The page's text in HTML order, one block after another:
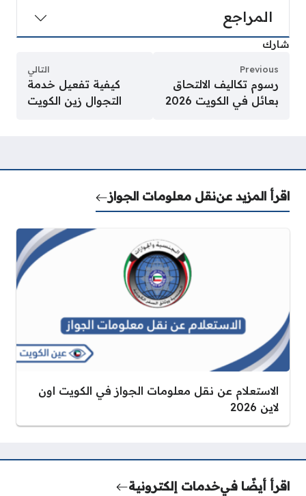
المراجع
شارك
Previous
رسوم تكاليف الالتحاق
بعائل في الكويت 2026
التالي
كيفية تفعيل خدمة
التجوال زين الكويت
اقرأ المزيد عننقل معلومات الجواز
الاستعلام عن نقل معلومات الجواز في الكويت اون
لاين 2026
اقرأ أيضًا فيخدمات إلكترونية